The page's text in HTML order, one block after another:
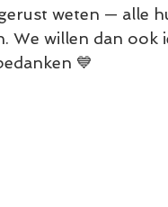
weten — alle
We willen dan ook
💙